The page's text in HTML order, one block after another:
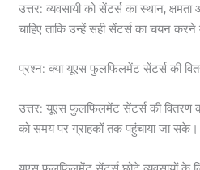
उत्तर: व्यवसायी को सेंटर्स का स्थान,
चाहिए ताकि उन्हें सही सेंटर्स का चयन
प्रश्न: क्या यूएस फुलफिलमेंट सेंटर्स की
उत्तर: यूएस फुलफिलमेंट सेंटर्स की वितरण
को समय पर ग्राहकों तक पहुंचाया जा सके।